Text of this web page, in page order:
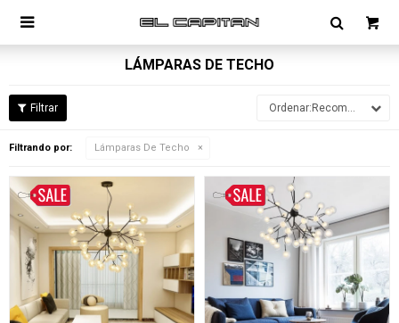

LÁMPARAS DE TECHO
Recomendados
Filtrando por: Lámparas De Techo